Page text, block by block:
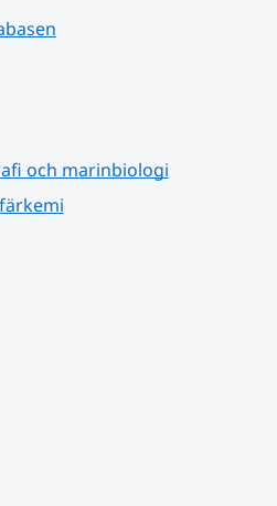
webbplats.
och marinbiologi